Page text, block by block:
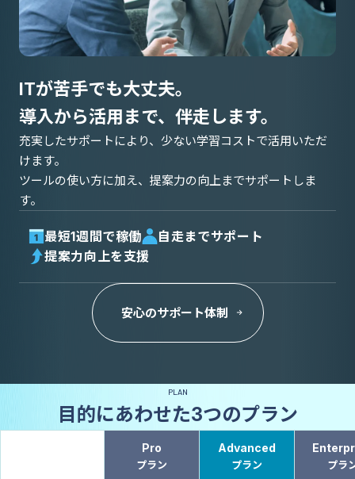
ITが苦手でも大丈夫。
導入から活用まで、伴走します。
充実したサポートにより、少ない学習コストで活用いただ
けます。
ツールの使い方に加え、提案力の向上までサポートしま
す。
最短1週間で稼働
自走までサポート
提案力向上を支援
安心のサポート体制
PLAN
目的にあわせた3つのプラン
Pro
プラン
Advanced
プラン プラ